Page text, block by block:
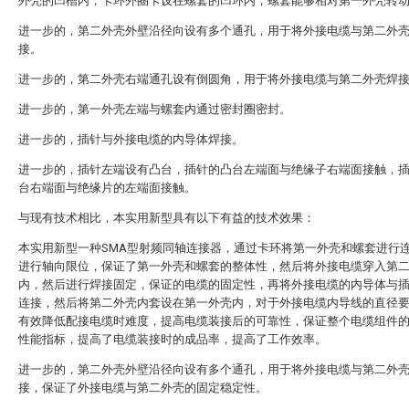
进一步的，第二外壳外壁沿径向设有多个通孔，用于将外接电缆与第二外
接。
进一步的，第二外壳右端通孔设有倒圆角，用于将外接电缆与第二外壳焊
进一步的，第一外壳左端与螺套内通过密封圈密封。
进一步的，插针与外接电缆的内导体焊接。
进一步的，插针左端设有凸台，插针的凸台左端面与绝缘子右端面接触，
台右端面与绝缘片的左端面接触。
与现有技术相比，本实用新型具有以下有益的技术效果：
本实用新型一种SMA型射频同轴连接器，通过卡环将第一外壳和螺套进行
进行轴向限位，保证了第一外壳和螺套的整体性，然后将外接电缆穿入第
内，然后进行焊接固定，保证的电缆的固定性，再将外接电缆的内导体与
连接，然后将第二外壳内套设在第一外壳内，对于外接电缆内导线的直径
有效降低配接电缆时难度，提高电缆装接后的可靠性，保证整个电缆组件
性能指标，提高了电缆装接时的成品率，提高了工作效率。
进一步的，第二外壳外壁沿径向设有多个通孔，用于将外接电缆与第二外
接，保证了外接电缆与第二外壳的固定稳定性。